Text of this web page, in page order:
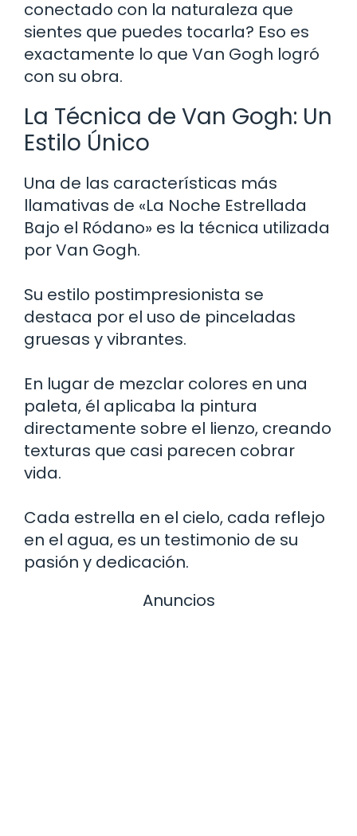
conectado con la naturaleza que
sientes que puedes tocarla? Eso es
exactamente lo que Van Gogh logró
con su obra.
La Técnica de Van Gogh: Un
Estilo Único
Una de las características más
llamativas de «La Noche Estrellada
Bajo el Ródano» es la técnica utilizada
por Van Gogh.
Su estilo postimpresionista se
destaca por el uso de pinceladas
gruesas y vibrantes.
En lugar de mezclar colores en una
paleta, él aplicaba la pintura
directamente sobre el lienzo, creando
texturas que casi parecen cobrar
vida.
Cada estrella en el cielo, cada reflejo
en el agua, es un testimonio de su
pasión y dedicación.
Anuncios